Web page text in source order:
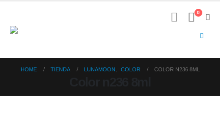
0
HOME TIENDA LUNAMOON COLOR COLOR N236 8ML